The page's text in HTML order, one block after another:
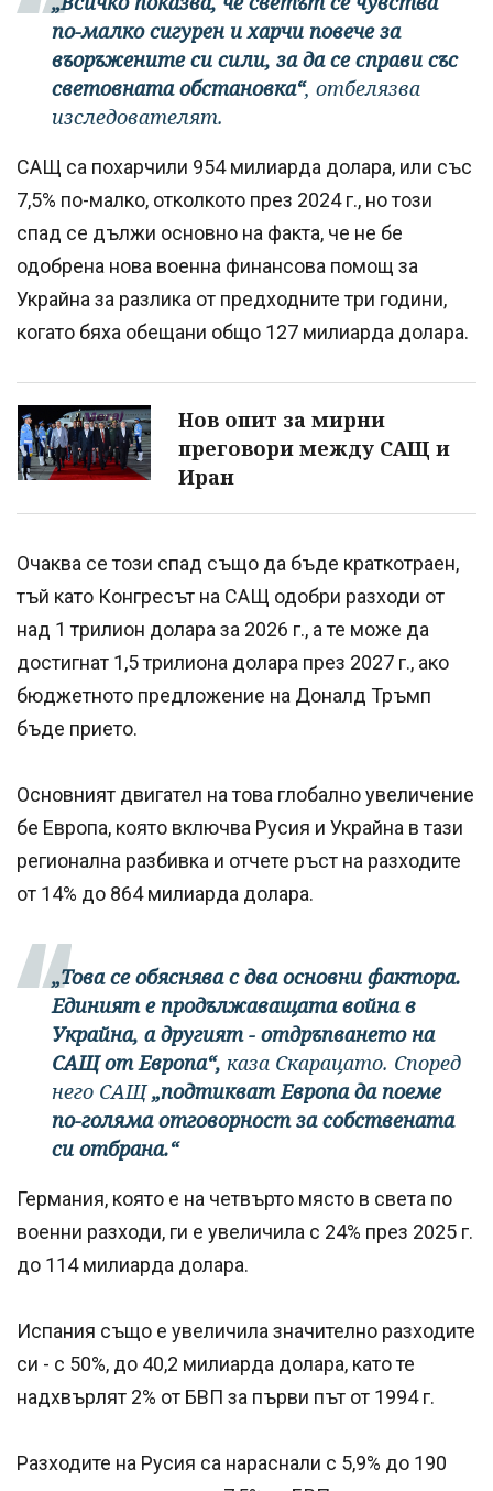
по-малко сигурен и харчи повече за
въоръжените си сили, за да се справи със
световната обстановка“, отбелязва
изследователят.
САЩ са похарчили 954 милиарда долара, или със
7,5% по-малко, отколкото през 2024 г., но този
спад се дължи основно на факта, че не бе
одобрена нова военна финансова помощ за
Украйна за разлика от предходните три години,
когато бяха обещани общо 127 милиарда долара.
Нов опит за мирни
преговори между САЩ и
Иран
Очаква се този спад също да бъде краткотраен,
тъй като Конгресът на САЩ одобри разходи от
над 1 трилион долара за 2026 г., а те може да
достигнат 1,5 трилиона долара през 2027 г., ако
бюджетното предложение на Доналд Тръмп
бъде прието.
Основният двигател на това глобално увеличение
бе Европа, която включва Русия и Украйна в тази
регионална разбивка и отчете ръст на разходите
от 14% до 864 милиарда долара.
„Това се обяснява с два основни фактора.
Единият е продължаващата война в
Украйна, а другият - отдръпването на
САЩ от Европа“, каза Скарацато. Според
него САЩ„подтикват Европа да поеме
по-голяма отговорност за собствената
си отбрана.“
Германия, която е на четвърто място в света по
военни разходи, ги е увеличила с 24% през 2025 г.
до 114 милиарда долара.
Испания също е увеличила значително разходите
си - с 50%, до 40,2 милиарда долара, като те
надхвърлят 2% от БВП за първи път от 1994 г.
Разходите на Русия са нараснали с 5,9% до 190